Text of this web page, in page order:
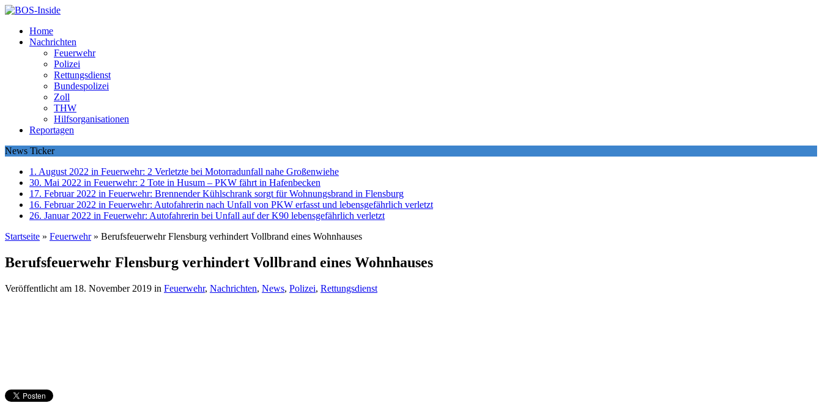
Home
Nachrichten
Feuerwehr
Polizei
Rettungsdienst
Bundespolizei
Zoll
THW
Hilfsorganisationen
Reportagen
News Ticker
1. August 2022 in Feuerwehr: 2 Verletzte bei Motorradunfall nahe Großenwiehe
30. Mai 2022 in Feuerwehr: 2 Tote in Husum – PKW fährt in Hafenbecken
17. Februar 2022 in Feuerwehr: Brennender Kühlschrank sorgt für Wohnungsbrand in Flensburg
16. Februar 2022 in Feuerwehr: Autofahrerin nach Unfall von PKW erfasst und lebensgefährlich verletzt
26. Januar 2022 in Feuerwehr: Autofahrerin bei Unfall auf der K90 lebensgefährlich verletzt
Startseite » Feuerwehr » Berufsfeuerwehr Flensburg verhindert Vollbrand eines Wohnhauses
Berufsfeuerwehr Flensburg verhindert Vollbrand eines Wohnhauses
Veröffentlicht am 18. November 2019 in Feuerwehr, Nachrichten, News, Polizei, Rettungsdienst